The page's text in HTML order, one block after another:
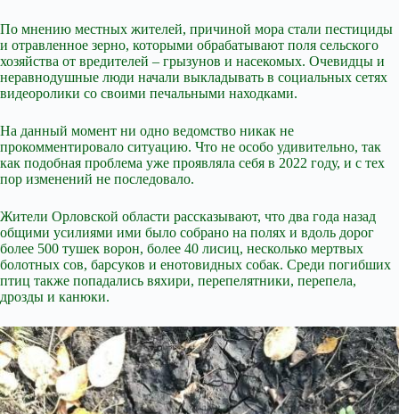
По мнению местных жителей, причиной мора стали пестициды
и отравленное зерно, которыми обрабатывают поля сельского
хозяйства от вредителей – грызунов и насекомых. Очевидцы и
неравнодушные люди начали выкладывать в социальных сетях
видеоролики со своими печальными находками.
На данный момент ни одно ведомство никак не
прокомментировало ситуацию. Что не особо удивительно, так
как подобная проблема уже проявляла себя в 2022 году, и с тех
пор изменений не последовало.
Жители Орловской области рассказывают, что два года назад
общими усилиями ими было собрано на полях и вдоль дорог
более 500 тушек ворон, более 40 лисиц, несколько мертвых
болотных сов, барсуков и енотовидных собак. Среди погибших
птиц также попадались вяхири, перепелятники, перепела,
дрозды и канюки.